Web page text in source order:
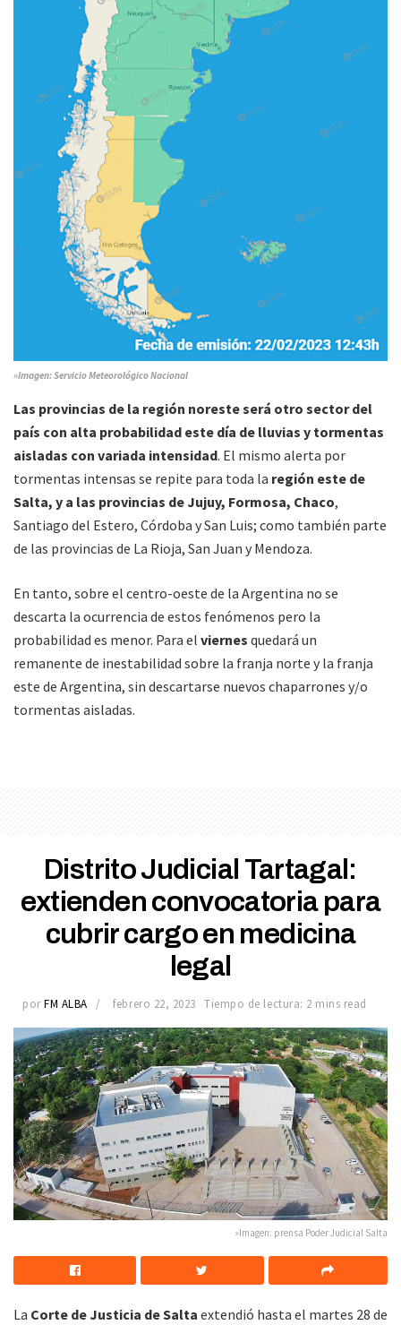
»Imagen: Servicio Meteorológico Nacional
Las provincias de la región noreste será otro sector del
país con alta probabilidad este día de lluvias y tormentas
aisladas con variada intensidad. El mismo alerta por
tormentas intensas se repite para toda la región este de
Salta, y a las provincias de Jujuy, Formosa, Chaco,
Santiago del Estero, Córdoba y San Luis; como también parte
de las provincias de La Rioja, San Juan y Mendoza.
En tanto, sobre el centro-oeste de la Argentina no se
descarta la ocurrencia de estos fenómenos pero la
probabilidad es menor. Para el viernes quedará un
remanente de inestabilidad sobre la franja norte y la franja
este de Argentina, sin descartarse nuevos chaparrones y/o
tormentas aisladas.
Distrito Judicial Tartagal:
extienden convocatoria para
cubrir cargo en medicina
legal
por FM ALBA febrero 22, 2023 Tiempo de lectura: 2 mins read
»Imagen: prensa Poder Judicial Salta
La Corte de Justicia de Salta extendió hasta el martes 28 de